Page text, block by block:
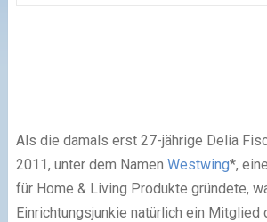
Als die damals erst 27-jährige Delia
2011, unter dem Namen Westwing*,
für Home & Living Produkte gründete,
Einrichtungsjunkie natürlich ein Mitglied